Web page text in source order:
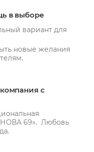
в выборе
вариант для
новые желания
с
69». Любовь